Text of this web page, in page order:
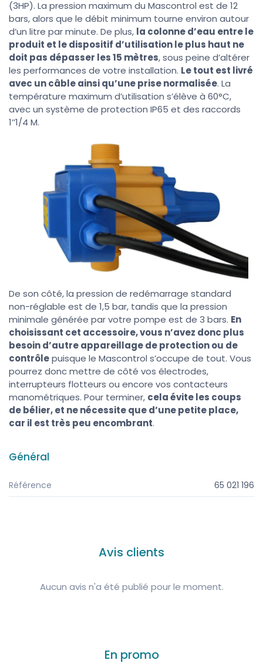
(3HP). La pression maximum du Mascontrol est de 12
bars, alors que le débit minimum tourne environ autour
d’un litre par minute. De plus, la colonne d’eau entre le
produit et le dispositif d’utilisation le plus haut ne
doit pas dépasser les 15 mètres, sous peine d’altérer
les performances de votre installation. Le tout est livré
avec un câble ainsi qu’une prise normalisée. La
température maximum d’utilisation s’élève à 60°C,
avec un système de protection IP65 et des raccords
1’’1/4 M.
De son côté, la pression de redémarrage standard
non-réglable est de 1,5 bar, tandis que la pression
minimale générée par votre pompe est de 3 bars. En
choisissant cet accessoire, vous n’avez donc plus
besoin d’autre appareillage de protection ou de
contrôlepuisque le Mascontrol s’occupe de tout. Vous
pourrez donc mettre de côté vos électrodes,
interrupteurs flotteurs ou encore vos contacteurs
manométriques. Pour terminer, cela évite les coups
de bélier, et ne nécessite que d’une petite place,
car il est très peu encombrant.
Général
Référence 65 021 196
Avis clients
Aucun avis n'a été publié pour le moment.
En promo